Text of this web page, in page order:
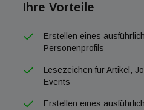
Ihre Vorteile
Erstellen eines
Personenprofils
Lesezeichen für Artikel,
Events
Erstellen eines